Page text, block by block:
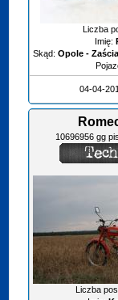
Liczba
Imię:
Skąd: Opole -
04-04-
10696956 gg
Liczba